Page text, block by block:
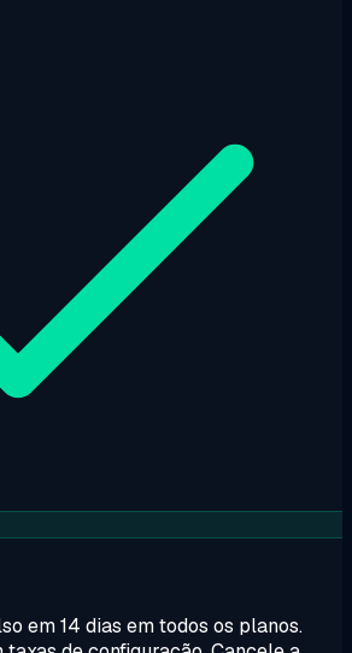
em 14 dias em todos os planos.